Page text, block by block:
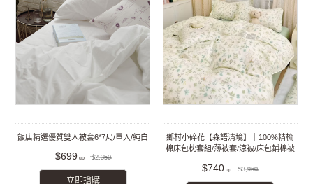
飯店精選優質雙人被套6*7尺/單入/純白
$699 $2,350
立即搶購
鄉村小碎花【森語清境】｜100%精梳
棉床包枕套組/薄被套/涼被/床包鋪棉被
$740 $3,960